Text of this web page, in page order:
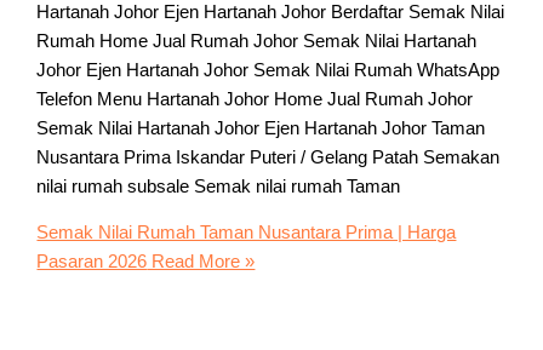
Hartanah Johor Ejen Hartanah Johor Berdaftar Semak Nilai
Rumah Home Jual Rumah Johor Semak Nilai Hartanah
Johor Ejen Hartanah Johor Semak Nilai Rumah WhatsApp
Telefon Menu Hartanah Johor Home Jual Rumah Johor
Semak Nilai Hartanah Johor Ejen Hartanah Johor Taman
Nusantara Prima Iskandar Puteri / Gelang Patah Semakan
nilai rumah subsale Semak nilai rumah Taman
Semak Nilai Rumah Taman Nusantara Prima | Harga
Pasaran 2026 Read More »